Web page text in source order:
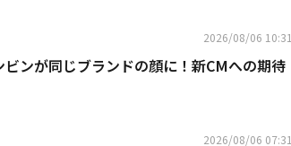
2026/08/06 10:31
ンが同じブランドの顔に！新CMへの期待
2026/08/06 07:31